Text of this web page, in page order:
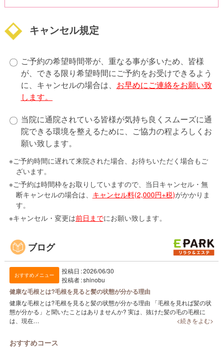
キャンセル規定
ご予約の希望時間帯が、重なる事が多いため、皆様
が、できる限り希望時間にご予約をお受けできるよう
に、キャンセルの場合は、 お早めにご連絡をお願い致
します。
当院に通院されている皆様が気持ち良くスムーズに通
院できる環境を整えるために、ご協力の程よろしくお
願い致します。
※ご予約時間に遅れて来院された場合、お待ちいただく場合もご
ざいます。
※ご予約は時間枠をお取りしていますので、当日キャンセル・無
断キャンセルの場合は、 キャンセル料(2,000円+税)がかかりま
す。
※キャンセル・変更は前日までにお願い致します。
ブログ
おすすめメニュー
投稿日 2026/06/30
投稿者 shinobu
健康な毛根とは?毛根を見ると髪の状態が分かる理由
健康な毛根とは?毛根を見ると髪の状態が分かる理由 「毛根を見れば髪の状
態が分かる」と聞いたことはありませんか? 実は、抜けた髪の毛の毛根に
は、現在…
<続きをよむ>
おすすめコース